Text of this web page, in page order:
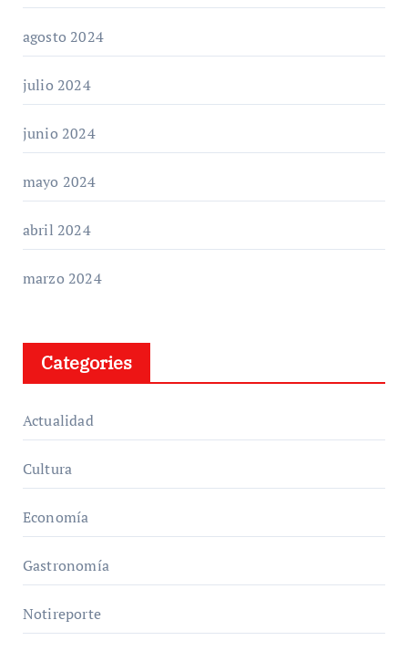
agosto 2024
julio 2024
junio 2024
mayo 2024
abril 2024
marzo 2024
Categories
Actualidad
Cultura
Economía
Gastronomía
Notireporte